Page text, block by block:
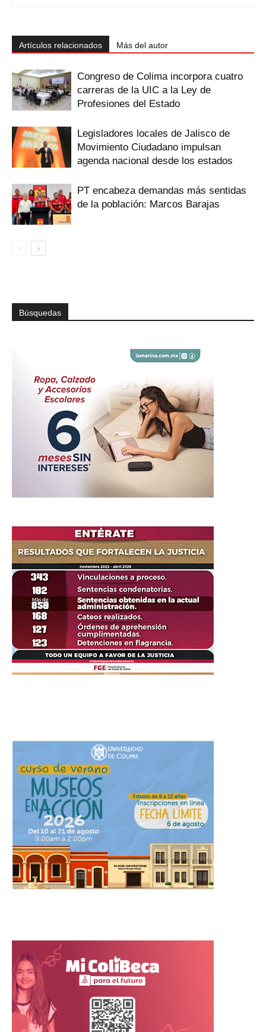
Artículos relacionados Más del autor
Congreso de Colima incorpora cuatro
carreras de la UIC a la Ley de
Profesiones del Estado
Legisladores locales de Jalisco de
Movimiento Ciudadano impulsan
agenda nacional desde los estados
PT encabeza demandas más sentidas
de la población: Marcos Barajas
Búsquedas